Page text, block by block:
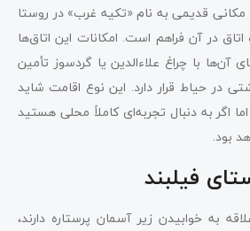
مکانی قدیمی به نام «تکیه غرب» در روستا
اتاق در آن فراهم است. امکانات این اتاق‌ها
آن‌ها با چراغ علاءالدین یا گردسوز تأمین
در حیاط قرار دارد. این نوع اقامت شاید
اگر به دنبال تجربه‌ای کاملاً محلی هستید
بود.
فیلبند
به خوابیدن زیر آسمان پرستاره دارند،